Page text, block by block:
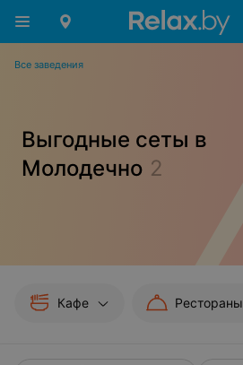
Все заведения
Выгодные сеты в
Молодечно 2
Кафе Рестораны